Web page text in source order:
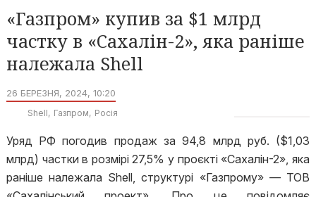
«Газпром» купив за $1 млрд
частку в «Сахалін-2», яка раніше
належала Shell
26 БЕРЕЗНЯ, 2024, 10:20
Shell Газпром Росія
Уряд РФ погодив продаж за 94,8 млрд руб. ($1,03
млрд) частки в розмірі 27,5% у проєкті «Сахалін-2», яка
раніше належала Shell, структурі «Газпрому» — ТОВ